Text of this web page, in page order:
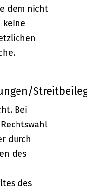
dem nicht
keine
Bei
durch
des
des